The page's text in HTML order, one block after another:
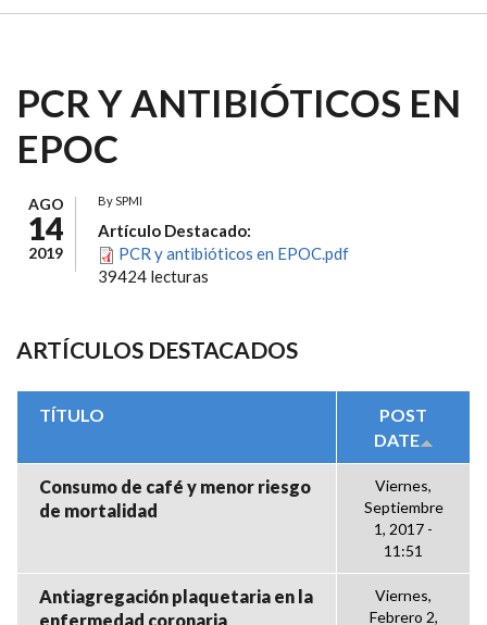
PCR Y ANTIBIÓTICOS EN
EPOC
AGO
14
2019
BySPMI
Artículo Destacado:
PCR y antibióticos en EPOC.pdf
39424 lecturas
ARTÍCULOS DESTACADOS
TÍTULO
POST
DATE
Consumo de café y menor riesgo
de mortalidad
Viernes,
Septiembre
1, 2017 -
11:51
Antiagregación plaquetaria en la
enfermedad coronaria
Viernes,
Febrero 2,